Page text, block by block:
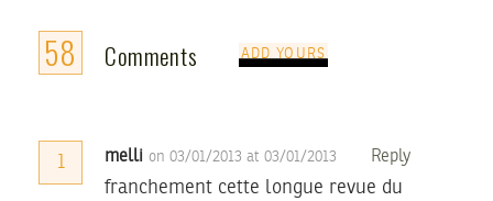
58 Comments ADD YOURS
1 melli on 03/01/2013 at 03/01/2013 Reply
franchement cette longue revue du